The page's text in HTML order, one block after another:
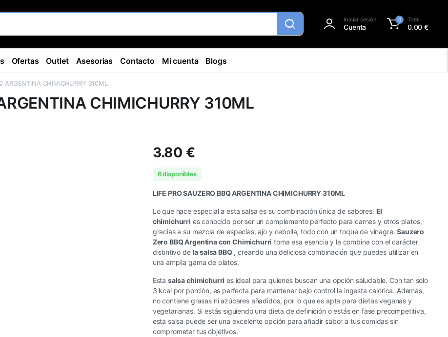
Iniciar sesión
Cuenta
0 Total
0.00€
Ofertas Outlet Asesorias Contacto Mi cuenta Blogs
ARGENTINA CHIMICHURRY 310ML
CHIMICHURRY 310ML
3.80 €
6 disponibles
LIFE PRO SAUZERO BBQ ARGENTINA CHIMICHURRY 310ML
Lo que hace especial a esta salsa es su combinación única de sabores. El
chimichurri es conocido por ser un complemento perfecto para carnes y otros platos,
gracias a su mezcla de especias, ajo y cebolla, todo con un toque de vinagre.Sauzero
Zero BBQ Argentina con Chimichurri toma esa esencia y la combina con el carácter
distintivo de la salsa BBQ, creando una deliciosa combinación que puedes utilizar en
una amplia gama de platos.
Esta salsa chimichurri es ideal para quienes buscan una opción saludable. Con tan solo
3 kcal por porción, es perfecta para mantener bajo control la ingesta calórica. Además,
no contiene grasas ni azúcares añadidos, por lo que es apta para dietas veganas y
vegetarianas. Si estás siguiendo una dieta de definición o estás en fase precompetitiva,
esta salsa puede ser una excelente opción para añadir sabor a tus comidas sin
comprometer tus objetivos.